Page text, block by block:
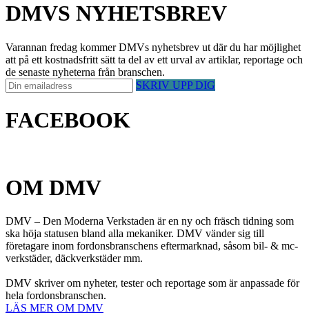
DMVS NYHETSBREV
Varannan fredag kommer DMVs nyhetsbrev ut där du har möjlighet
att på ett kostnadsfritt sätt ta del av ett urval av artiklar, reportage och
de senaste nyheterna från branschen.
SKRIV UPP DIG
FACEBOOK
OM DMV
DMV – Den Moderna Verkstaden är en ny och fräsch tidning som
ska höja statusen bland alla mekaniker. DMV vänder sig till
företagare inom fordonsbranschens eftermarknad, såsom bil- & mc-
verkstäder, däckverkstäder mm.
DMV skriver om nyheter, tester och reportage som är anpassade för
hela fordonsbranschen.
LÄS MER OM DMV